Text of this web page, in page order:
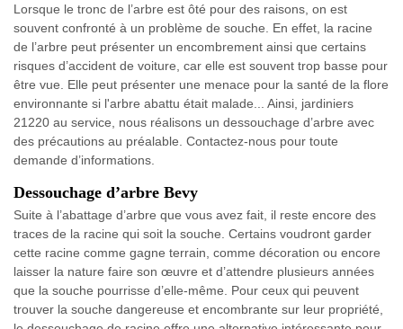
Lorsque le tronc de l’arbre est ôté pour des raisons, on est
souvent confronté à un problème de souche. En effet, la racine
de l’arbre peut présenter un encombrement ainsi que certains
risques d’accident de voiture, car elle est souvent trop basse pour
être vue. Elle peut présenter une menace pour la santé de la flore
environnante si l'arbre abattu était malade... Ainsi, jardiniers
21220 au service, nous réalisons un dessouchage d’arbre avec
des précautions au préalable. Contactez-nous pour toute
demande d’informations.
Dessouchage d’arbre Bevy
Suite à l’abattage d’arbre que vous avez fait, il reste encore des
traces de la racine qui soit la souche. Certains voudront garder
cette racine comme gagne terrain, comme décoration ou encore
laisser la nature faire son œuvre et d’attendre plusieurs années
que la souche pourrisse d’elle-même. Pour ceux qui peuvent
trouver la souche dangereuse et encombrante sur leur propriété,